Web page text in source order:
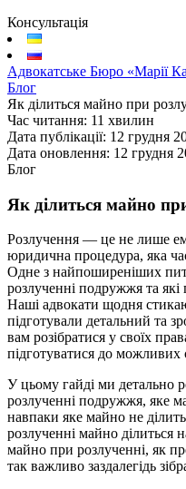
Консультація
Адвокатське Бюро «Марії
Блог
Як ділиться майно при
Час читання: 11 хвилин
Дата публікації: 12 грудня
Дата оновлення: 12 грудня
Блог
Як ділиться майно
Розлучення — це не лише
юридична процедура, яка
Одне з найпоширеніших
розлученні подружжя та які
Наші адвокати щодня
підготували детальний та
вам розібратися у своїх
підготуватися до можливих
У цьому гайді ми детально
розлученні подружжя, яке
навпаки яке майно не
розлученні майно ділиться
майно при розлученні, як
так важливо заздалегідь